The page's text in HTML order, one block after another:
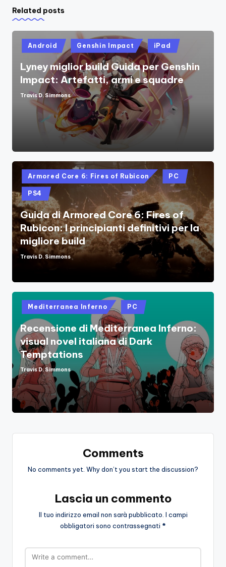
Related posts
Posted
in
Android Genshin Impact iPad
Lyney miglior build Guida per Genshin
Impact: Artefatti, armi e squadre
Posted
Travis D. Simmons
Posted
in
Armored Core 6: Fires of Rubicon PC
PS4
Guida di Armored Core 6: Fires of
Rubicon: I principianti definitivi per la
migliore build
Posted
Travis D. Simmons
Posted
in
Mediterranea Inferno PC
Recensione di Mediterranea Inferno:
visual novel italiana di Dark
Temptations
Posted
by
Travis D. Simmons
Comments
No comments yet. Why don’t you start the discussion?
Lascia un commento
Il tuo indirizzo email non sarà pubblicato. I campi
obbligatori sono contrassegnati *